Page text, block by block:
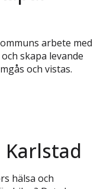
arbete med
skapa levande
och vistas.
hälsa och